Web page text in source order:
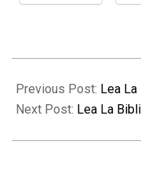
10-
06
Previous Post: Lea La
Next Post: Lea La